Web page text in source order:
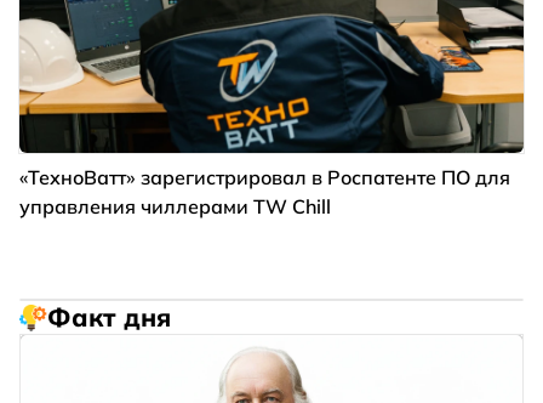
«ТехноВатт» зарегистрировал в Роспатенте ПО для
управления чиллерами TW Chill
Факт дня